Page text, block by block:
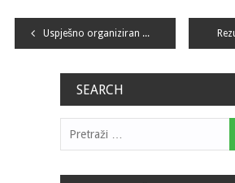
Navigacija
Uspješno organiziran seminar za košarkaške sudije KKS SBK/KSB
SEARCH